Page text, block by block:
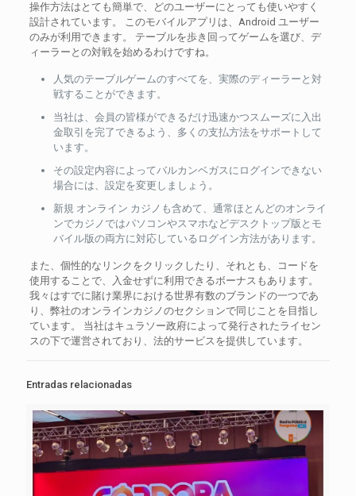
操作方法はとても簡単で、どのユーザーにとっても使いやすく
設計されています。 このモバイルアプリは、Android ユーザー
のみが利用できます。 テーブルを歩き回ってゲームを選び、デ
ィーラーとの対戦を始めるわけですね。
人気のテーブルゲームのすべてを、実際のディーラーと対
戦することができます。
当社は、会員の皆様ができるだけ迅速かつスムーズに入出
金取引を完了できるよう、多くの支払方法をサポートして
います。
その設定内容によってバルカンベガスにログインできない
場合には、設定を変更しましょう。
新規 オンライン カジノも含めて、通常ほとんどのオンライ
ンでカジノではパソコンやスマホなどデスクトップ版とモ
バイル版の両方に対応しているログイン方法があります。
また、個性的なリンクをクリックしたり、それとも、コードを
使用することで、入金せずに利用できるボーナスもあります。
我々はすでに賭け業界における世界有数のブランドの一つであ
り、弊社のオンラインカジノのセクションで同じことを目指し
ています。 当社はキュラソー政府によって発行されたライセン
スの下で運営されており、法的サービスを提供しています。
Entradas relacionadas